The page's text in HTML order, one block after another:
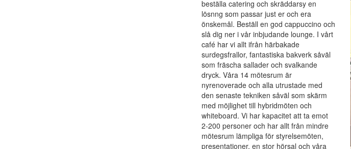
beställa catering och skräddarsy en
lösnng som passar just er och era
önskemål. Beställ en god cappuccino och
slå dig ner i vår inbjudande lounge. I vårt
café har vi allt ifrån härbakade
surdegsfrallor, fantastiska bakverk såväl
som fräscha sallader och svalkande
dryck. Våra 14 mötesrum är
nyrenoverade och alla utrustade med
den senaste tekniken såväl som skärm
med möjlighet till hybridmöten och
whiteboard. Vi har kapacitet att ta emot
2-200 personer och har allt från mindre
mötesrum lämpliga för styrelsemöten,
presentationer, en stor hörsal och våra